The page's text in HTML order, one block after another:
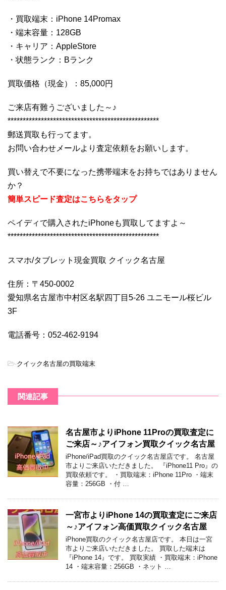
・買取端末：iPhone 14Promax
・端末容量：128GB
・キャリア：AppleStore
・状態ランク：Bランク
買取価格（現金）：85,000円
ご来店有難うございました～♪
**************************************************
郵送買取も行ってます。
お問い合わせメールより査定依頼をお願いします。
買い替えで不要になった携帯端末をお持ちではありません
か？
簡単スピード査定はこちらをタップ
ペイディで購入されたiPhoneも買取してますよ～
**************************************************
スマホ/タブレット現金買取 クイック名古屋
住所：〒450-0002
愛知県名古屋市中村区名駅四丁目5-26 ユニモール桜ビル
3F
電話番号：052-462-9194
-クイック名古屋の買取端末
関連記事
名古屋市よりiPhone 11Proの買取査定に
ご来店～♪アイフォン買取クイック名古屋
iPhone/iPad買取のクイック名古屋店です。 名古屋
市よりご来店いただきました。 『iPhone11 Pro』の
買取依頼です。 ・買取端末：iPhone 11Pro ・端末
容量：256GB ・付 …
一宮市よりiPhone 14の買取査定にご来店
～♪アイフォン高価買取クイック名古屋
iPhone買取のクイック名古屋店です。 本日は一宮
市よりご来店いただきました。 買取した端末は
『iPhone 14』です。 買取実績 ・買取端末：iPhone
14 ・端末容量：256GB ・ネット …